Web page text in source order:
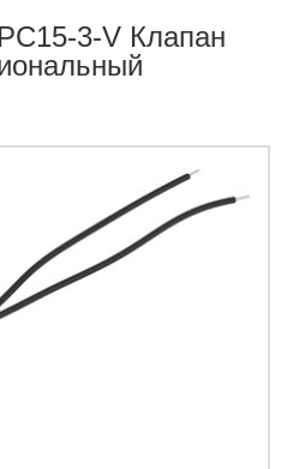
3-V Клапан